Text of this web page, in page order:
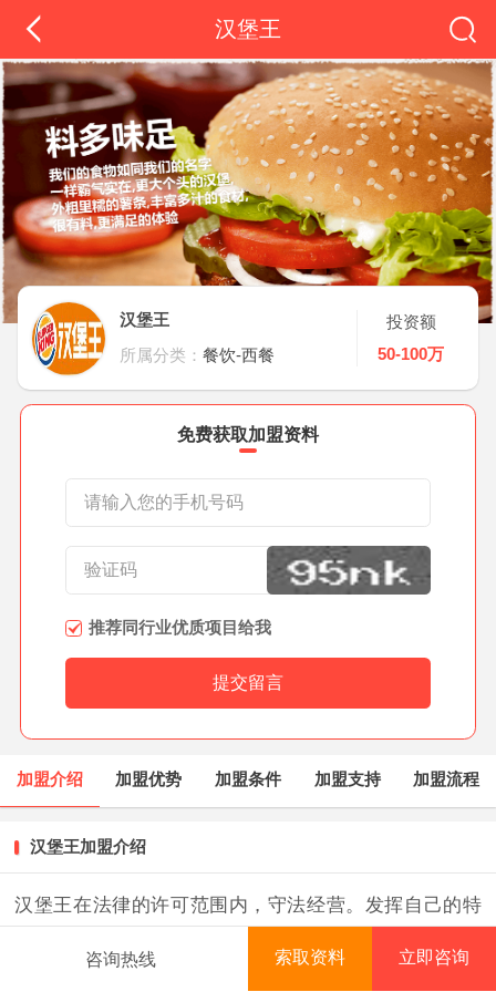
汉堡王
汉堡王
所属分类：餐饮-西餐
投资额
50-100万
免费获取加盟资料
推荐同行业优质项目给我
加盟介绍 加盟优势 加盟条件 加盟支持 加盟流程
汉堡王加盟介绍
汉堡王在法律的许可范围内，守法经营。发挥自己的特
善自身的产业和管理，打造国际先进的特许加盟连锁经
咨询热线 索取资料 立即咨询
首页